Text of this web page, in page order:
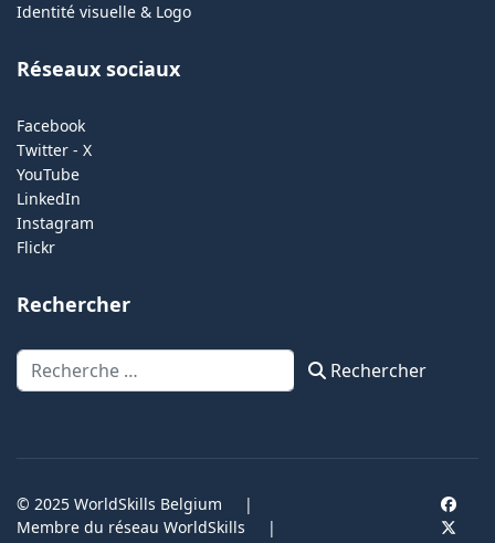
Identité visuelle & Logo
Réseaux sociaux
Facebook
Twitter - X
YouTube
LinkedIn
Instagram
Flickr
Rechercher
Rechercher Rechercher
© 2025 WorldSkills Belgium
|
Membre du réseau WorldSkills
|